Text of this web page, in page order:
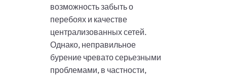
возможность забыть о
перебоях и качестве
централизованных сетей.
Однако, неправильное
бурение чревато серьезными
проблемами, в частности,